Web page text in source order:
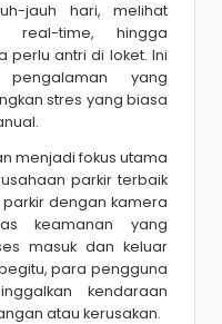
jauh hari, melihat
real-time, hingga
perlu antri di loket. Ini
yang
stres yang biasa
menjadi fokus utama
parkir terbaik
dengan kamera
keamanan yang
masuk dan keluar
para pengguna
kendaraan
atau kerusakan.